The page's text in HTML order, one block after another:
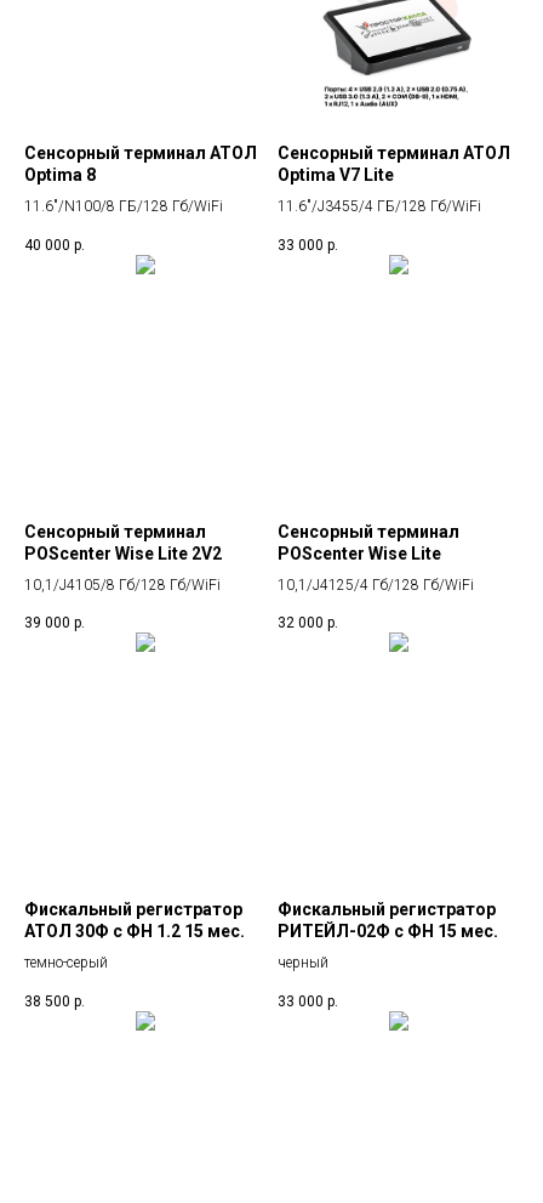
Сенсорный терминал АТОЛ
Optima 8
11.6"/N100/8 ГБ/128 Гб/WiFi
40 000 р.
Сенсорный терминал АТОЛ
Optima V7 Lite
11.6"/J3455/4 ГБ/128 Гб/WiFi
33 000 р.
Сенсорный терминал
POScenter Wise Lite 2V2
10,1/J4105/8 Гб/128 Гб/WiFi
39 000 р.
Сенсорный терминал
POScenter Wise Lite
10,1/J4125/4 Гб/128 Гб/WiFi
32 000 р.
Фискальный регистратор
АТОЛ 30Ф с ФН 1.2 15 мес.
темно-серый
38 500 р.
Фискальный регистратор
РИТЕЙЛ-02Ф с ФН 15 мес.
черный
33 000 р.